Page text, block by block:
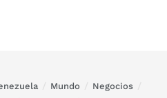
Mundo
Negocios